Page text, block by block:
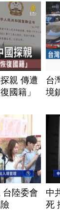
親 傳遭
國籍」
台
境
台陸委會
中
死